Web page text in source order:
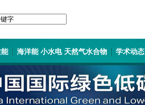
海洋能 小水电 天然气水合物 学术动态